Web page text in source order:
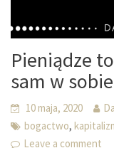
Pieniądze
sam w
10 maja, 2020
bogactwo,
Leave a comment